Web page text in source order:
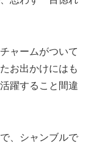
ャームがついて
お出かけにはも
躍すること間違
、シャンブルで